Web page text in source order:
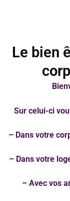
Le bien
Sur celui-ci
– Dans votre
– Dans votre
– Avec vos